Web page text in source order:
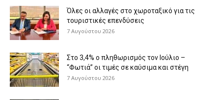
Όλες οι αλλαγές στο χωροταξικό για τις
τουριστικές επενδύσεις
7 Αυγούστου 2026
Στο 3,4% ο πληθωρισμός τον Ιούλιο –
“Φωτιά” οι τιμές σε καύσιμα και στέγη
7 Αυγούστου 2026